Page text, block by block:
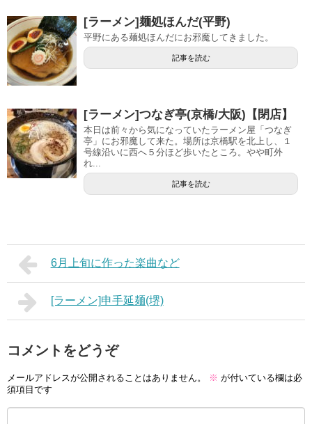
[ラーメン]麺処ほんだ(平野)
平野にある麺処ほんだにお邪魔してきました。
記事を読む
[ラーメン]つなぎ亭(京橋/大阪)【閉店】
本日は前々から気になっていたラーメン屋「つなぎ
亭」にお邪魔して来た。場所は京橋駅を北上し、１
号線沿いに西へ５分ほど歩いたところ。やや町外
れ...
記事を読む
6月上旬に作った楽曲など
[ラーメン]申手延麺(堺)
コメントをどうぞ
メールアドレスが公開されることはありません。 ※ が付いている欄は必
須項目です